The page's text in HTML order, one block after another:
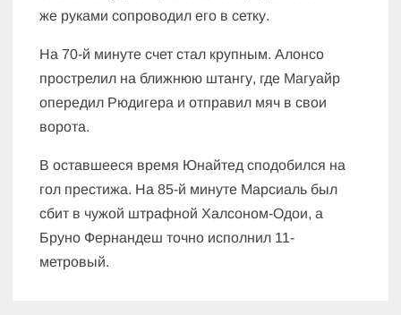
же руками сопроводил его в сетку.
На 70-й минуте счет стал крупным. Алонсо
прострелил на ближнюю штангу, где Магуайр
опередил Рюдигера и отправил мяч в свои
ворота.
В оставшееся время Юнайтед сподобился на
гол престижа. На 85-й минуте Марсиаль был
сбит в чужой штрафной Халсоном-Одои, а
Бруно Фернандеш точно исполнил 11-
метровый.